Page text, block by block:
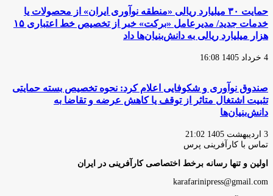
حمایت ۳۰ میلیارد ریالی «منطقه نوآوری ایران» از محصولات یا
خدمات جدید/ مدیرعامل «برکت» خبر از تخصیص خط اعتباری ۱۵
هزار میلیارد ریالی به دانش‌بنیان‌ها داد
4 خرداد 1405 16:08
صندوق نوآوری و شکوفایی اعلام کرد: نحوه تخصیص بسته حمایتی
تثبیت اشتغال متاثر از توقف یا کاهش عرضه و تقاضا به
دانش‌بنیان‌ها
3 اردیبهشت 1405 21:02
تماس با کارآفرینی پرس
اولین و تنها رسانه برخط اختصاصی کارآفرینی در ایران
karafarinipress@gmail.com